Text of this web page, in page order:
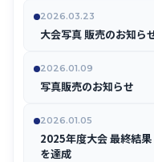
2026.03.23
大会写真 販売のお知ら
2026.01.09
写真販売のお知らせ
2026.01.05
2025年度大会 最終結
を達成